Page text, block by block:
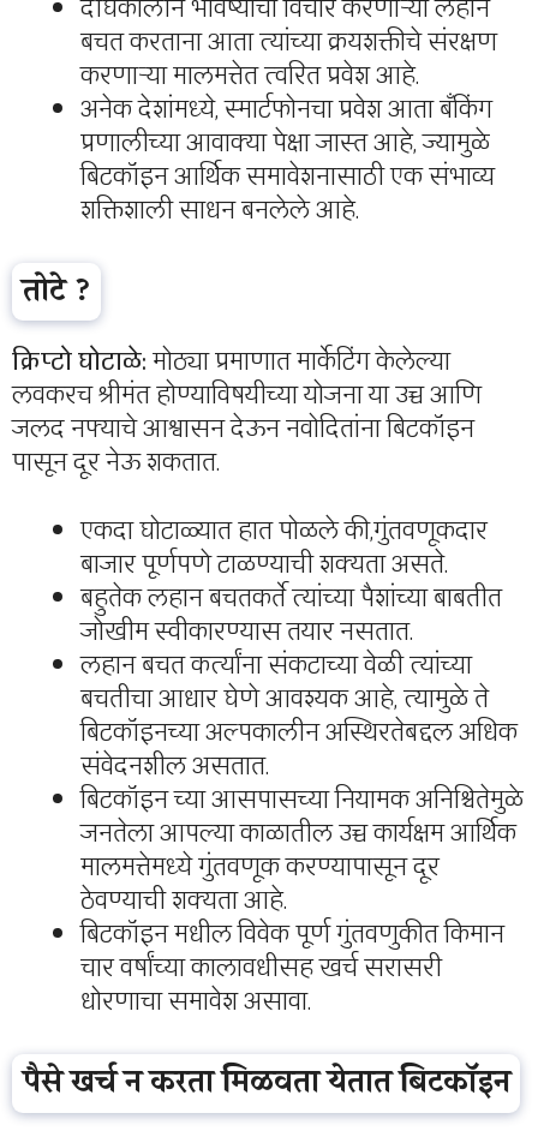
दीर्घकालीन भविष्याचा विचार करणाऱ्या लहान
बचत करताना आता त्यांच्या क्रयशक्तीचे संरक्षण
करणाऱ्या मालमत्तेत त्वरित प्रवेश आहे.
अनेक देशांमध्ये, स्मार्टफोनचा प्रवेश आता बँकिंग
प्रणालीच्या आवाक्या पेक्षा जास्त आहे, ज्यामुळे
बिटकॉइन आर्थिक समावेशनासाठी एक संभाव्य
शक्तिशाली साधन बनलेले आहे.
तोटे ?
क्रिप्टो घोटाळे:मोठ्या प्रमाणात मार्केटिंग केलेल्या
लवकरच श्रीमंत होण्याविषयीच्या योजना या उच्च आणि
जलद नफ्याचे आश्वासन देऊन नवोदितांना बिटकॉइन
पासून दूर नेऊ शकतात.
एकदा घोटाळ्यात हात पोळले की,गुंतवणूकदार
बाजार पूर्णपणे टाळण्याची शक्यता असते.
बहुतेक लहान बचतकर्ते त्यांच्या पैशांच्या बाबतीत
जोखीम स्वीकारण्यास तयार नसतात.
लहान बचत कर्त्यांना संकटाच्या वेळी त्यांच्या
बचतीचा आधार घेणे आवश्यक आहे, त्यामुळे ते
बिटकॉइनच्या अल्पकालीन अस्थिरतेबद्दल अधिक
संवेदनशील असतात.
बिटकॉइन च्या आसपासच्या नियामक अनिश्चितेमुळे
जनतेला आपल्या काळातील उच्च कार्यक्षम आर्थिक
मालमत्तेमध्ये गुंतवणूक करण्यापासून दूर
ठेवण्याची शक्यता आहे.
बिटकॉइन मधील विवेक पूर्ण गुंतवणुकीत किमान
चार वर्षांच्या कालावधीसह खर्च सरासरी
धोरणाचा समावेश असावा.
पैसे खर्च न करता मिळवता येतात बिटकॉइन